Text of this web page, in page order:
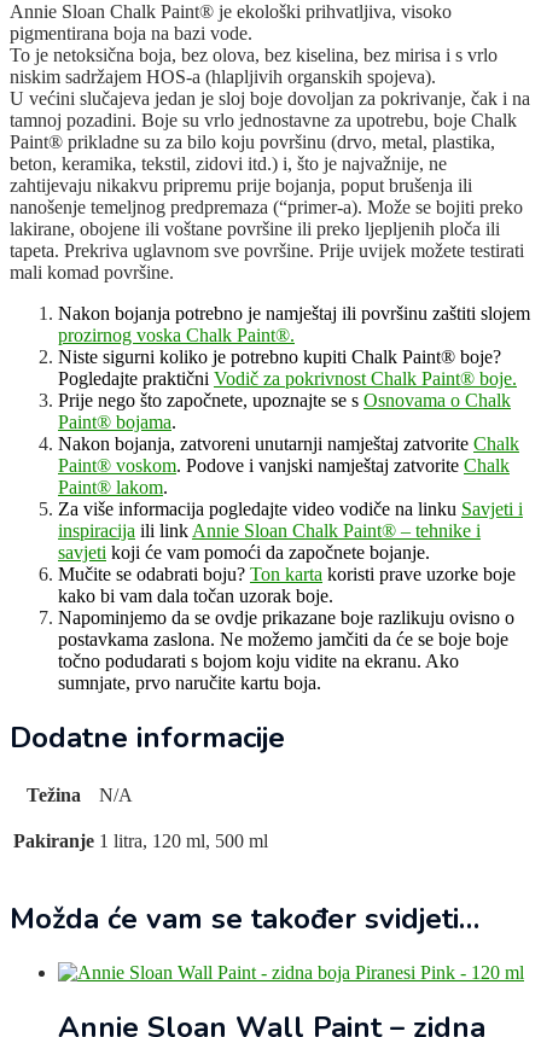
Annie Sloan Chalk Paint® je ekološki prihvatljiva, visoko
pigmentirana boja na bazi vode.
To je netoksična boja, bez olova, bez kiselina, bez mirisa i s vrlo
niskim sadržajem HOS-a (hlapljivih organskih spojeva).
U većini slučajeva jedan je sloj boje dovoljan za pokrivanje, čak i na
tamnoj pozadini. Boje su vrlo jednostavne za upotrebu, boje Chalk
Paint® prikladne su za bilo koju površinu (drvo, metal, plastika,
beton, keramika, tekstil, zidovi itd.) i, što je najvažnije, ne
zahtijevaju nikakvu pripremu prije bojanja, poput brušenja ili
nanošenje temeljnog predpremaza (“primer-a). Može se bojiti preko
lakirane, obojene ili voštane površine ili preko ljepljenih ploča ili
tapeta. Prekriva uglavnom sve površine. Prije uvijek možete testirati
mali komad površine.
Nakon bojanja potrebno je namještaj ili površinu zaštiti slojem
prozirnog voska Chalk Paint®.
Niste sigurni koliko je potrebno kupiti Chalk Paint® boje?
Pogledajte praktični Vodič za pokrivnost Chalk Paint® boje.
Prije nego što započnete, upoznajte se s Osnovama o Chalk
Paint® bojama.
Nakon bojanja, zatvoreni unutarnji namještaj zatvorite Chalk
Paint® voskom. Podove i vanjski namještaj zatvorite Chalk
Paint® lakom.
Za više informacija pogledajte video vodiče na linku Savjeti i
inspiracija ili link Annie Sloan Chalk Paint® – tehnike i
savjeti koji će vam pomoći da započnete bojanje.
Mučite se odabrati boju? Ton karta koristi prave uzorke boje
kako bi vam dala točan uzorak boje.
Napominjemo da se ovdje prikazane boje razlikuju ovisno o
postavkama zaslona. Ne možemo jamčiti da će se boje boje
točno podudarati s bojom koju vidite na ekranu. Ako
sumnjate, prvo naručite kartu boja.
Dodatne informacije
Težina N/A
Pakiranje 1 litra, 120 ml, 500 ml
Možda će vam se također svidjeti…
Annie Sloan Wall Paint – zidna